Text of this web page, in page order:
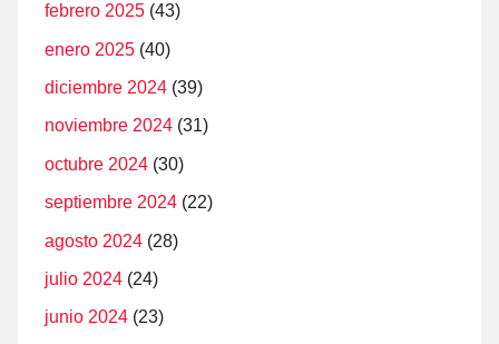
febrero 2025 (43)
enero 2025 (40)
diciembre 2024 (39)
noviembre 2024 (31)
octubre 2024 (30)
septiembre 2024 (22)
agosto 2024 (28)
julio 2024 (24)
junio 2024 (23)